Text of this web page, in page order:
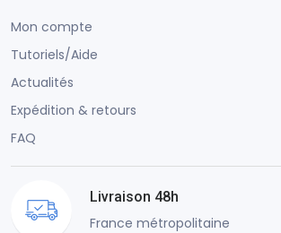
Mon compte
Tutoriels/Aide
Actualités
Expédition & retours
FAQ
Livraison 48h
France métropolitaine